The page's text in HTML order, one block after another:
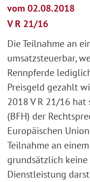
vom 02.08.2018
V R 21/16
Die Teilnahme an
umsatzsteuerbar,
Rennpferde
Preisgeld gezahlt
2018 V R 21/16
(BFH) der
Europäischen
Teilnahme an
grundsätzlich
Dienstleistung